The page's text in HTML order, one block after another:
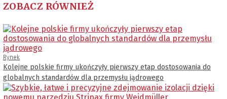
ZOBACZ RÓWNIEŻ
Rynek
Kolejne polskie firmy ukończyły pierwszy etap dostosowania do
globalnych standardów dla przemysłu jądrowego